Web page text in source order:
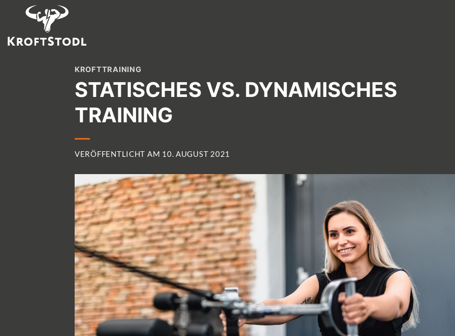
springen
KROFTTRAINING
STATISCHES VS. DYNAMISCHES
TRAINING
VERÖFFENTLICHT AM 10. AUGUST 2021